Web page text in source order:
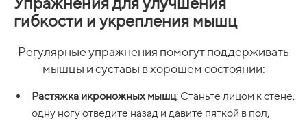
гибкости и укрепления мышц
Регулярные упражнения помогут поддерживать
мышцы и суставы в хорошем состоянии:
Растяжка икроножных мышц: Станьте лицом к стене,
одну ногу отведите назад и давите пяткой в пол,